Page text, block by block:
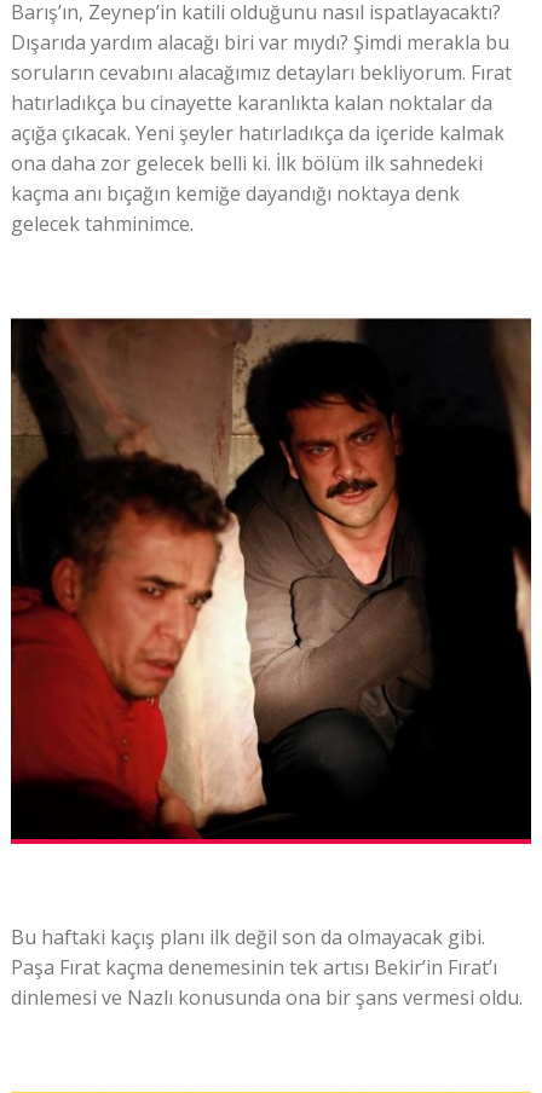
Barış’ın, Zeynep’in katili olduğunu nasıl ispatlayacaktı?
Dışarıda yardım alacağı biri var mıydı? Şimdi merakla bu
soruların cevabını alacağımız detayları bekliyorum. Fırat
hatırladıkça bu cinayette karanlıkta kalan noktalar da
açığa çıkacak. Yeni şeyler hatırladıkça da içeride kalmak
ona daha zor gelecek belli ki. İlk bölüm ilk sahnedeki
kaçma anı bıçağın kemiğe dayandığı noktaya denk
gelecek tahminimce.
Bu haftaki kaçış planı ilk değil son da olmayacak gibi.
Paşa Fırat kaçma denemesinin tek artısı Bekir’in Fırat’ı
dinlemesi ve Nazlı konusunda ona bir şans vermesi oldu.